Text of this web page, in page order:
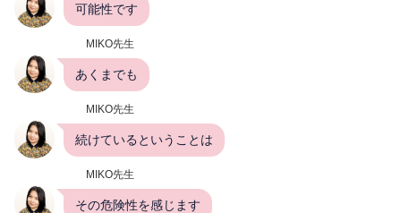
可能性です
MIKO先生
あくまでも
MIKO先生
続けているということは
MIKO先生
その危険性を感じます